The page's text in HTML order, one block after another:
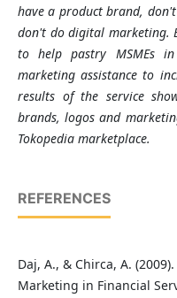
have a product brand,
don't do digital marketing.
to help pastry MSMEs
marketing assistance to
results of the service
brands, logos and
Tokopedia marketplace.
REFERENCES
Daj, A., & Chirca, A.
Marketing in Financial